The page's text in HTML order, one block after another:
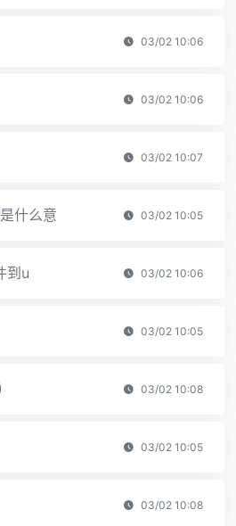
03/02 10:06
03/02 10:06
03/02 10:07
什么意 03/02 10:05
到u 03/02 10:06
03/02 10:05
03/02 10:08
03/02 10:05
03/02 10:08